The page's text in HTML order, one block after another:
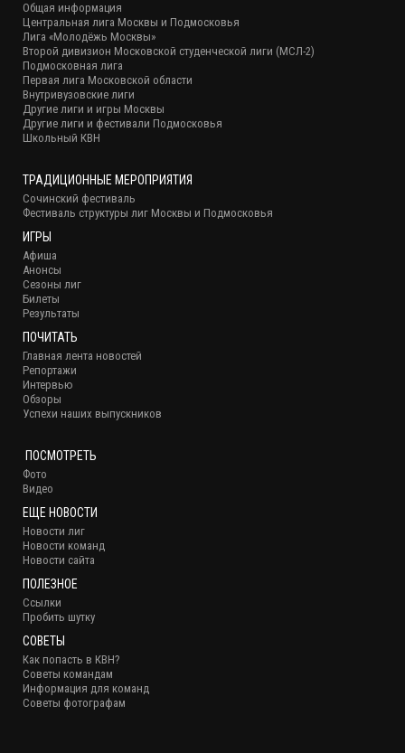
Общая информация
Центральная лига Москвы и Подмосковья
Лига «Молодёжь Москвы»
Второй дивизион Московской студенческой лиги (МСЛ-2)
Подмосковная лига
Первая лига Московской области
Внутривузовские лиги
Другие лиги и игры Москвы
Другие лиги и фестивали Подмосковья
Школьный КВН
ТРАДИЦИОННЫЕ МЕРОПРИЯТИЯ
Сочинский фестиваль
Фестиваль структуры лиг Москвы и Подмосковья
ИГРЫ
Афиша
Анонсы
Сезоны лиг
Билеты
Результаты
ПОЧИТАТЬ
Главная лента новостей
Репортажи
Интервью
Обзоры
Успехи наших выпускников
ПОСМОТРЕТЬ
Фото
Видео
ЕЩЕ НОВОСТИ
Новости лиг
Новости команд
Новости сайта
ПОЛЕЗНОЕ
Ссылки
Пробить шутку
СОВЕТЫ
Как попасть в КВН?
Советы командам
Информация для команд
Советы фотографам